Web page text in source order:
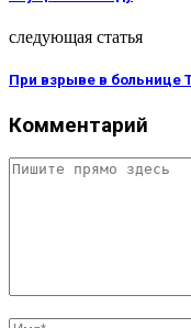
следующая статья
При взрыве в больнице
Комментарий